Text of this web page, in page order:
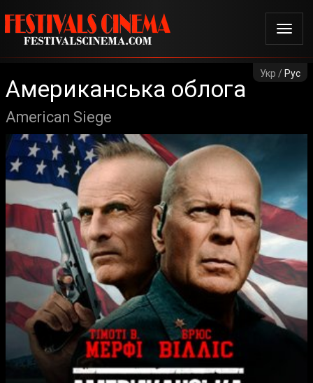
Укр / Рус
Американська облога
American Siege